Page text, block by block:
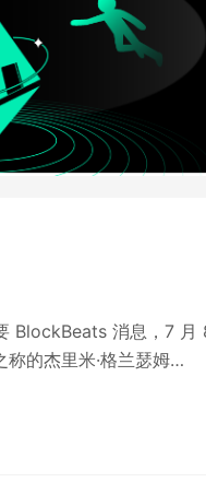
BlockBeats 消息，7 月
的杰里米·格兰瑟姆